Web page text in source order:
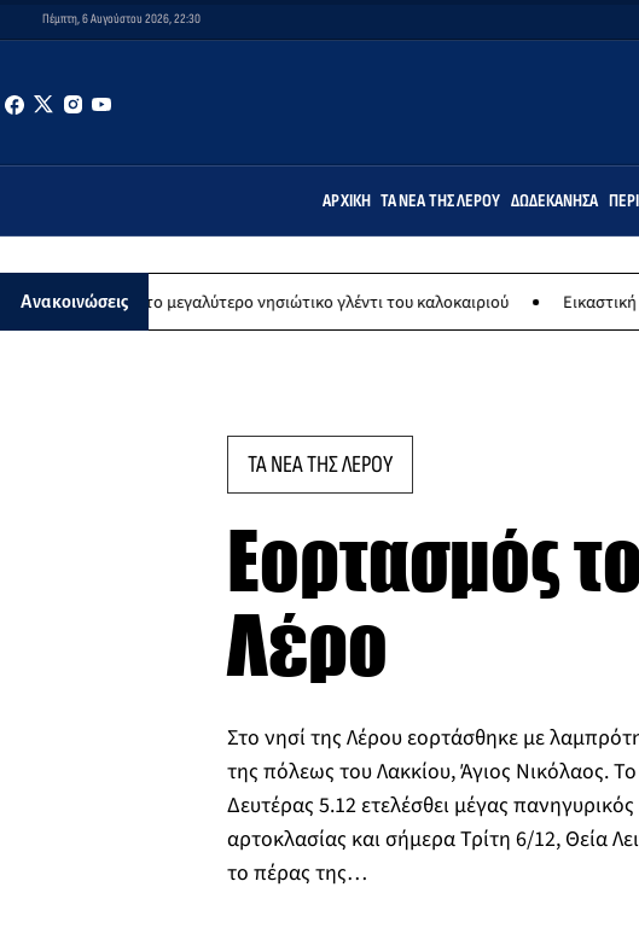
Πέμπτη, 6 Αυγούστου 2026, 22:30
ΑΡΧΙΚΉ ΤΑ ΝΈΑ ΤΗΣ ΛΈΡΟΥ ΔΩΔΕΚΆΝΗΣΑ
Ανακοινώσεις
το μεγαλύτερο νησιώτικο γλέντι του καλοκαιριού Εικαστική έκθεση
ΤΑ ΝΕΑ ΤΗΣ ΛΕΡΟΥ
Εορτασμός
Λέρο
Στο νησί της Λέρου εορτάσθηκε με
της πόλεως του Λακκίου, Άγιος Νικόλαος.
Δευτέρας 5.12 ετελέσθει μέγας πανηγυρικός
αρτοκλασίας και σήμερα Τρίτη 6/12, Θεία
το πέρας της…